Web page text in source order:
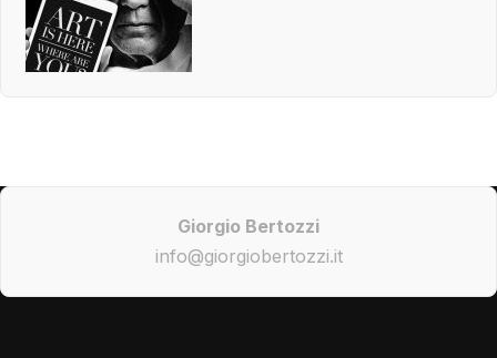
Giorgio Bertozzi
info@giorgiobertozzi.it